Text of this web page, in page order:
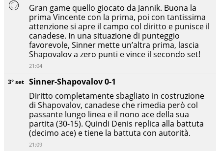
3° set Sinner-Shapovalov 0-1
Diritto completamente sbagliato in costruzione
di Shapovalov, canadese che rimedia però col
passante lungo linea e il nono ace della sua
partita (30-15). Quindi Denis replica alla battuta
(decimo ace) e tiene la battuta con autorità.
21:09
Gran game quello giocato da Jannik. Buona la
prima Vincente con la prima, poi con tantissima
attenzione si apre il campo col diritto e punisce il
canadese. In una situazione di punteggio
favorevole, Sinner mette un’altra prima, lascia
Shapovalov a zero punti e vince il secondo set!
21:04